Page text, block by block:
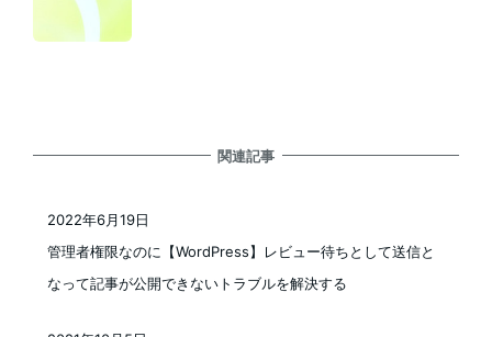
関連記事
管理者権限なのに【WordPress】レビュー待ちとして送信と
なって記事が公開できないトラブルを解決する
2022年6月19日